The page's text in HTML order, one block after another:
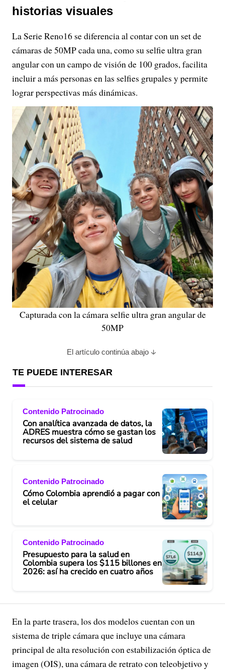
historias visuales
La Serie Reno16 se diferencia al contar con un set de
cámaras de 50MP cada una, como su selfie ultra gran
angular con un campo de visión de 100 grados, facilita
incluir a más personas en las selfies grupales y permite
lograr perspectivas más dinámicas.
Capturada con la cámara selfie ultra gran angular de
50MP
El artículo continúa abajo
TE PUEDE INTERESAR
Contenido Patrocinado
Con analítica avanzada de datos, la
ADRES muestra cómo se gastan los
recursos del sistema de salud
Contenido Patrocinado
Cómo Colombia aprendió a pagar con
el celular
Contenido Patrocinado
Presupuesto para la salud en
Colombia supera los $115 billones en
2026: así ha crecido en cuatro años
En la parte trasera, los dos modelos cuentan con un
sistema de triple cámara que incluye una cámara
principal de alta resolución con estabilización óptica de
imagen (OIS), una cámara de retrato con teleobjetivo y